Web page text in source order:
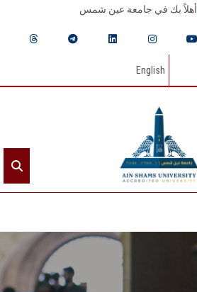
أهلاً بك في جامعة عين شمس
English
الرئيسيـة